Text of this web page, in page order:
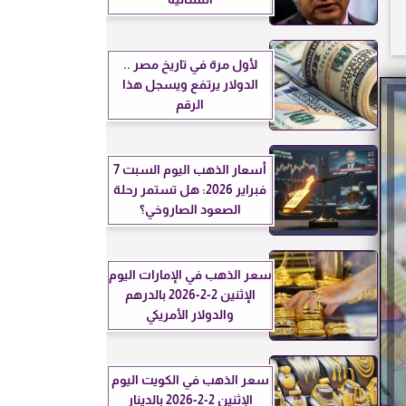
لأول مرة في تاريخ مصر ..
الدولار يرتفع ويسجل هذا
الرقم
أسعار الذهب اليوم السبت 7
فبراير 2026: هل تستمر رحلة
الصعود الصاروخي؟
سعر الذهب في الإمارات اليوم
الإثنين 2-2-2026 بالدرهم
والدولار الأمريكي
سعر الذهب في الكويت اليوم
الإثنين 2-2-2026 بالدينار